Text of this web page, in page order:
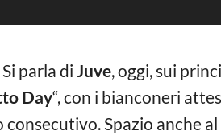
Si parla di Juve, oggi, sui
Day“, con i bianconeri
Spazio anche al